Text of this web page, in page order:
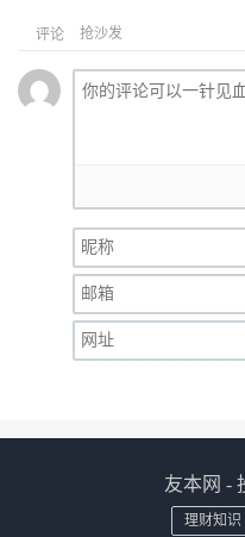
评论 抢沙发
友本网 -
理财知识